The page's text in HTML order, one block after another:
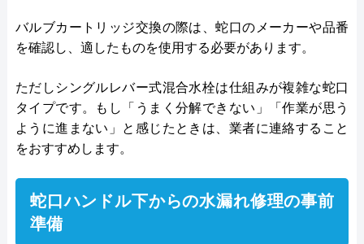
バルブカートリッジ交換の際は、蛇口のメーカーや品番
を確認し、適したものを使用する必要があります。
ただしシングルレバー式混合水栓は仕組みが複雑な蛇口
タイプです。もし「うまく分解できない」「作業が思う
ように進まない」と感じたときは、業者に連絡すること
をおすすめします。
蛇口ハンドル下からの水漏れ修理の事前
準備